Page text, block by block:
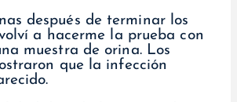
después de terminar los
a hacerme la prueba con
muestra de orina. Los
que la infección